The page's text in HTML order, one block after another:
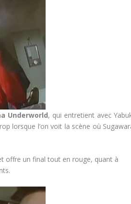
Underworld, qui entretient avec
lorsque l’on voit la scène où
offre un final tout en rouge, quant à